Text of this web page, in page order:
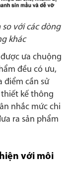
với các dòng
khác
được ưa chuộng
đều có ưu,
điểm cần sử
kế thông
nhắc mức chi
ra sản phẩm
với môi